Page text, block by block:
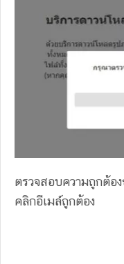
ตรวจสอบความถูกต้อ
คลิกอีเมล์ถูกต้อง